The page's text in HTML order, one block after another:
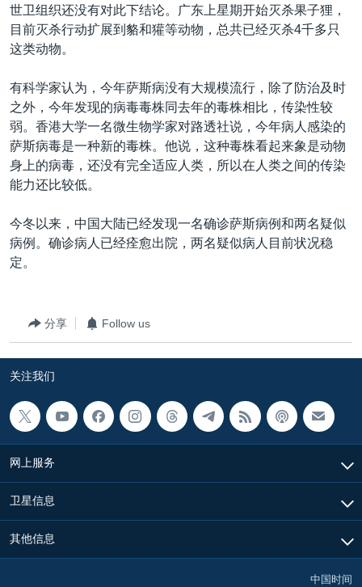
世卫组织还没有对此下结论。广东上星期开始灭杀果子狸，
目前灭杀行动扩展到貉和獾等动物，总共已经灭杀4千多只
这类动物。
有科学家认为，今年萨斯病没有大规模流行，除了防治及时
之外，今年发现的病毒毒株同去年的毒株相比，传染性较
弱。香港大学一名微生物学家对路透社说，今年病人感染的
萨斯病毒是一种新的毒株。他说，这种毒株看起来象是动物
身上的病毒，还没有完全适应人类，所以在人类之间的传染
能力还比较低。
今冬以来，中国大陆已经发现一名确诊萨斯病例和两名疑似
病例。确诊病人已经痊愈出院，两名疑似病人目前状况稳
定。
分享 Follow us
关注我们
网上服务
卫星信息
其他信息
中国时间